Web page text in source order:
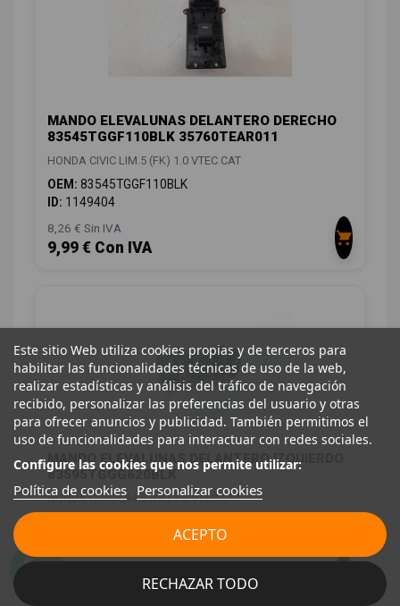
MANDO ELEVALUNAS DELANTERO DERECHO
83545TGGF110BLK 35760TEAR011
HONDA CIVIC LIM.5 (FK) 1.0 VTEC CAT
OEM: 83545TGGF110BLK
ID: 1149404
8,26 € Sin IVA
9,99 € Con IVA
MANDO ELEVALUNAS DELANTERO IZQUIERDO
83595TGGG620BLK
HONDA CIVIC LIM.5 (FK) 1.0 VTEC CAT
28,00 € Sin IVA
33,88 € Con IVA
Este sitio Web utiliza cookies propias y de terceros para
habilitar las funcionalidades técnicas de uso de la web,
realizar estadísticas y análisis del tráfico de navegación
recibido, personalizar las preferencias del usuario y otras
para ofrecer anuncios y publicidad. También permitimos el
uso de funcionalidades para interactuar con redes sociales.
Configure las cookies que nos permite utilizar:
Política de cookies Personalizar cookies
RECHAZAR TODO
ACEPTO